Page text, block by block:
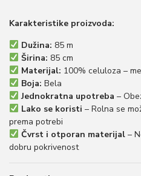
Karakteristike proizvoda:
Dužina: 85 m
Širina: 85 cm
Materijal: 100% celuloza –
Boja: Bela
Jednokratna upotreba –
Lako se koristi – Rolna se
prema potrebi
Čvrst i otporan materijal–
dobru pokrivenost